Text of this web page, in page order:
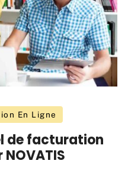
En Ligne
de facturation